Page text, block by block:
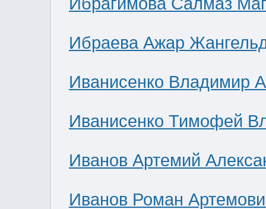
Ибраева Ажар
Иванисенко Владимир
Иванисенко Тимофей
Иванов Артемий
Иванов Роман